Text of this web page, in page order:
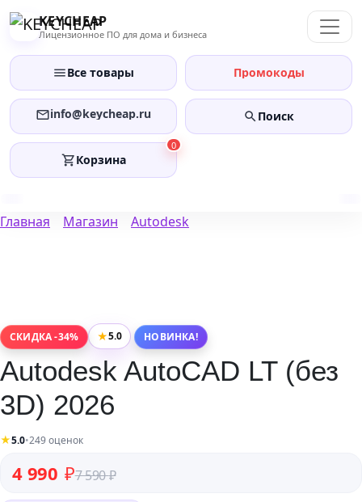
Перейти
KEYCHEAP
Лицензионное ПО для дома и бизнеса
Все товары Промокоды
info@keycheap.ru Поиск
0
Корзина
Главная Магазин Autodesk
СКИДКА -34% ★5.0 НОВИНКА!
Autodesk AutoCAD LT (без
3D) 2026
★5.0•249 оценок
7 590₽
Первоначальная цена составляла 7 590 ₽.
4 990 ₽
Текущая цена: 4 990 ₽.